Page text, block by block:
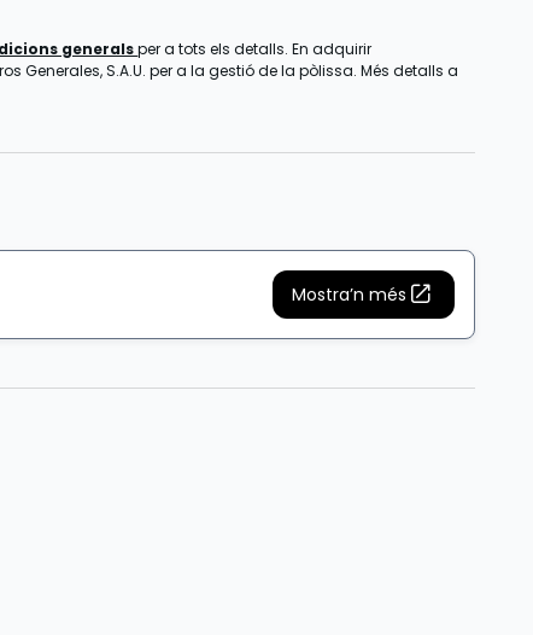
generalsper a tots els detalls. En adquirir
Generales, S.A.U. per a la gestió de la pòlissa. Més detalls a
Mostra’n més